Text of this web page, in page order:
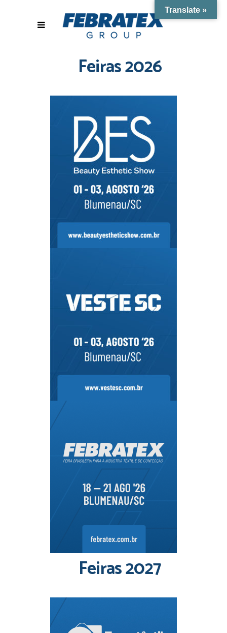
Feiras 2026
Feiras 2027
Translate »